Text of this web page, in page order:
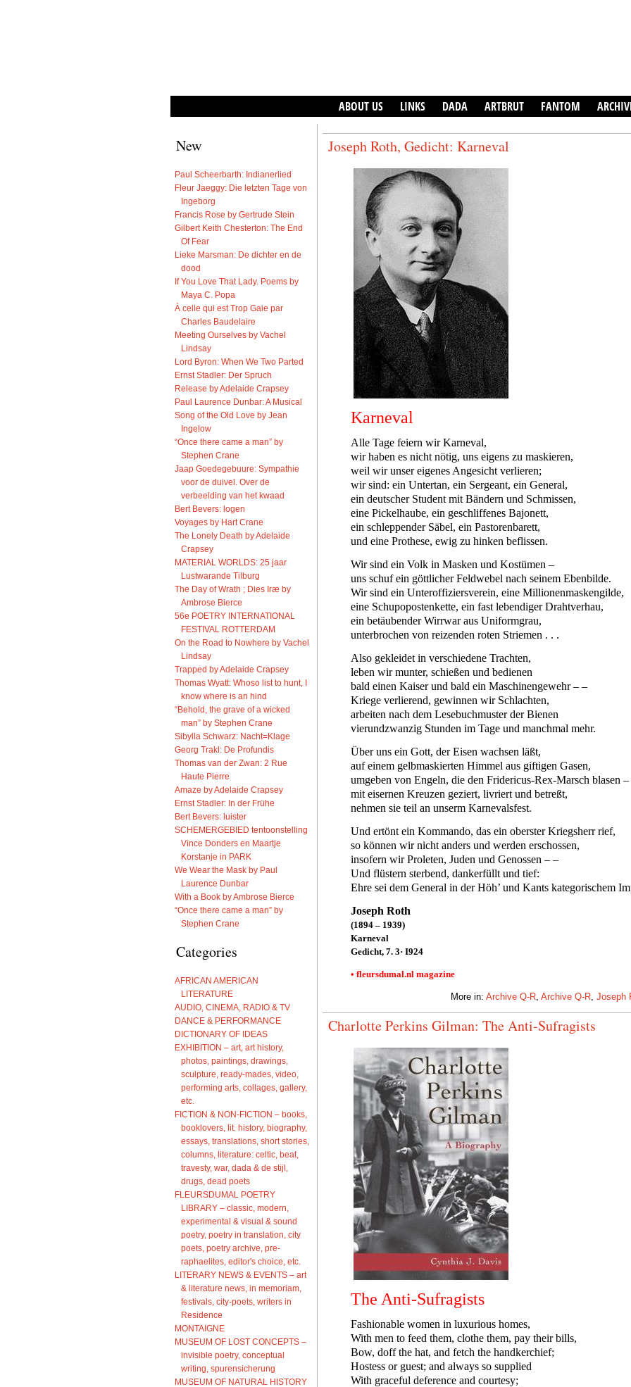
ABOUT US LINKS DADA ARTBRUT FANTOM
New
Paul Scheerbarth: Indianerlied
Fleur Jaeggy: Die letzten Tage von
Ingeborg
Francis Rose by Gertrude Stein
Gilbert Keith Chesterton: The End
Of Fear
Lieke Marsman: De dichter en de
dood
If You Love That Lady. Poems by
Maya C. Popa
À celle qui est Trop Gaie par
Charles Baudelaire
Meeting Ourselves by Vachel
Lindsay
Lord Byron: When We Two Parted
Ernst Stadler: Der Spruch
Release by Adelaide Crapsey
Paul Laurence Dunbar: A Musical
Song of the Old Love by Jean
Ingelow
“Once there came a man” by
Stephen Crane
Jaap Goedegebuure: Sympathie
voor de duivel. Over de
verbeelding van het kwaad
Bert Bevers: logen
Voyages by Hart Crane
The Lonely Death by Adelaide
Crapsey
MATERIAL WORLDS: 25 jaar
Lustwarande Tilburg
The Day of Wrath ; Dies Iræ by
Ambrose Bierce
56e POETRY INTERNATIONAL
FESTIVAL ROTTERDAM
On the Road to Nowhere by Vachel
Lindsay
Trapped by Adelaide Crapsey
Thomas Wyatt: Whoso list to hunt, I
know where is an hind
“Behold, the grave of a wicked
man” by Stephen Crane
Sibylla Schwarz: Nacht=Klage
Georg Trakl: De Profundis
Thomas van der Zwan: 2 Rue
Haute Pierre
Amaze by Adelaide Crapsey
Ernst Stadler: In der Frühe
Bert Bevers: luister
SCHEMERGEBIED tentoonstelling
Vince Donders en Maartje
Korstanje in PARK
We Wear the Mask by Paul
Laurence Dunbar
With a Book by Ambrose Bierce
“Once there came a man” by
Stephen Crane
Categories
AFRICAN AMERICAN
LITERATURE
AUDIO, CINEMA, RADIO & TV
DANCE & PERFORMANCE
DICTIONARY OF IDEAS
EXHIBITION – art, art history,
photos, paintings, drawings,
sculpture, ready-mades, video,
performing arts, collages, gallery,
etc.
FICTION & NON-FICTION – books,
booklovers, lit. history, biography,
essays, translations, short stories,
columns, literature: celtic, beat,
travesty, war, dada & de stijl,
drugs, dead poets
FLEURSDUMAL POETRY
LIBRARY – classic, modern,
experimental & visual & sound
poetry, poetry in translation, city
poets, poetry archive, pre-
raphaelites, editor's choice, etc.
LITERARY NEWS & EVENTS – art
& literature news, in memoriam,
festivals, city-poets, writers in
Residence
MONTAIGNE
MUSEUM OF LOST CONCEPTS –
invisible poetry, conceptual
writing, spurensicherung
MUSEUM OF NATURAL HISTORY
Joseph Roth, Gedicht: Karneval
Karneval
Alle Tage feiern wir Karneval,
wir haben es nicht nötig, uns eigens zu maskieren,
weil wir unser eigenes Angesicht verlieren;
wir sind: ein Untertan, ein Sergeant, ein General,
ein deutscher Student mit Bändern und Schmissen,
eine Pickelhaube, ein geschliffenes Bajonett,
ein schleppender Säbel, ein Pastorenbarett,
und eine Prothese, ewig zu hinken beflissen.
Wir sind ein Volk in Masken und Kostümen –
uns schuf ein göttlicher Feldwebel nach seinem Ebenbilde.
Wir sind ein Unteroffiziersverein, eine Millionenmaskengilde,
eine Schupopostenkette, ein fast lebendiger Drahtverhau,
ein betäubender Wirrwar aus Uniformgrau,
unterbrochen von reizenden roten Striemen . . .
Also gekleidet in verschiedene Trachten,
leben wir munter, schießen und bedienen
bald einen Kaiser und bald ein Maschinengewehr – –
Kriege verlierend, gewinnen wir Schlachten,
arbeiten nach dem Lesebuchmuster der Bienen
vierundzwanzig Stunden im Tage und manchmal mehr.
Über uns ein Gott, der Eisen wachsen läßt,
auf einem gelbmaskierten Himmel aus giftigen Gasen,
umgeben von Engeln, die den Fridericus-Rex-Marsch blasen –
mit eisernen Kreuzen geziert, livriert und betreßt,
nehmen sie teil an unserm Karnevalsfest.
Und ertönt ein Kommando, das ein oberster Kriegsherr rief,
so können wir nicht anders und werden erschossen,
insofern wir Proleten, Juden und Genossen – –
Und flüstern sterbend, dankerfüllt und tief:
Ehre sei dem General in der Höh’ und Kants kategorischem
Joseph Roth
(1894 – 1939)
Karneval
Gedicht, 7. 3· I924
• fleursdumal.nl magazine
More in: Archive Q-R Archive Q-R Joseph
Charlotte Perkins Gilman: The Anti-Sufragists
The Anti-Sufragists
Fashionable women in luxurious homes,
With men to feed them, clothe them, pay their bills,
Bow, doff the hat, and fetch the handkerchief;
Hostess or guest; and always so supplied
With graceful deference and courtesy;